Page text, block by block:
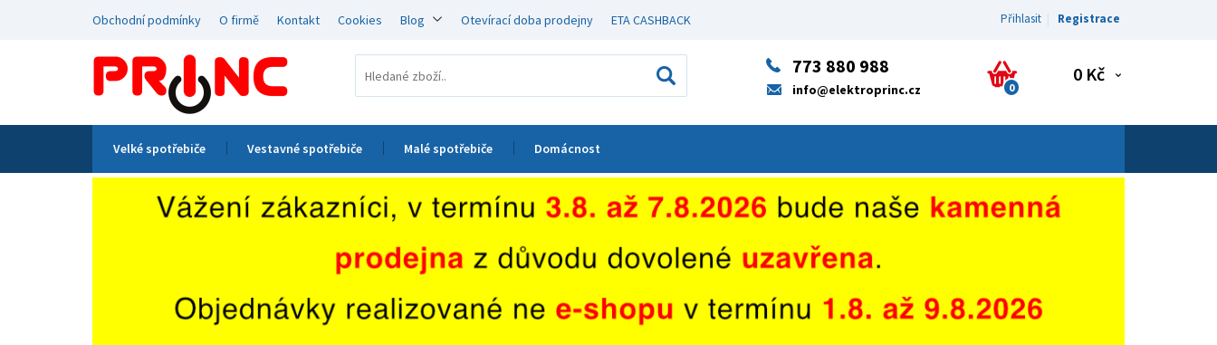
Obchodní podmínky O firmě Kontakt Cookies Blog Otevírací doba prodejny ETA CASHBACK Přihlasit Registrace
773 880 988
info@elektroprinc.cz 0
0 Kč
Velké spotřebiče Vestavné spotřebiče Malé spotřebiče Domácnost